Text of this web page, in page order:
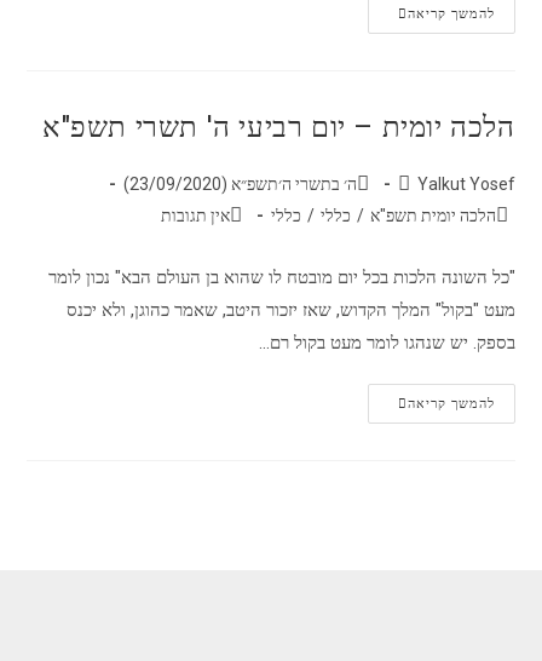
להמשך קריאה
הלכה יומית – יום רביעי ה' תשרי תשפ"א
Yalkut Yosef
ה׳ בתשרי ה׳תשפ״א (23/09/2020)
הלכה יומית תשפ"א / כללי / כללי אין תגובות
"כל השונה הלכות בכל יום מובטח לו שהוא בן העולם הבא" נכון לומר
מעט "בקול" המלך הקדוש, שאז יזכור היטב, שאמר כהוגן, ולא יכנס
בספק. יש שנהגו לומר מעט בקול רם…
להמשך קריאה